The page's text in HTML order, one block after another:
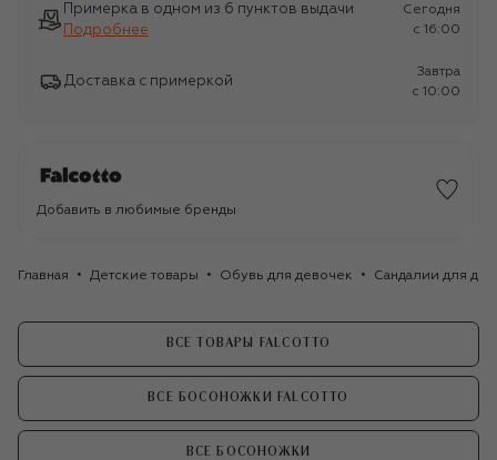
Примерка в одном из 6 пунктов выдачи
Подробнее
Сегодня
c 16:00
Доставка с примеркой
Завтра
c 10:00
Добавить в любимые бренды
Главная Детские товары Обувь для девочек Сандалии для
ВСЕ ТОВАРЫ FALCOTTO
ВСЕ БОСОНОЖКИ FALCOTTO
ВСЕ БОСОНОЖКИ